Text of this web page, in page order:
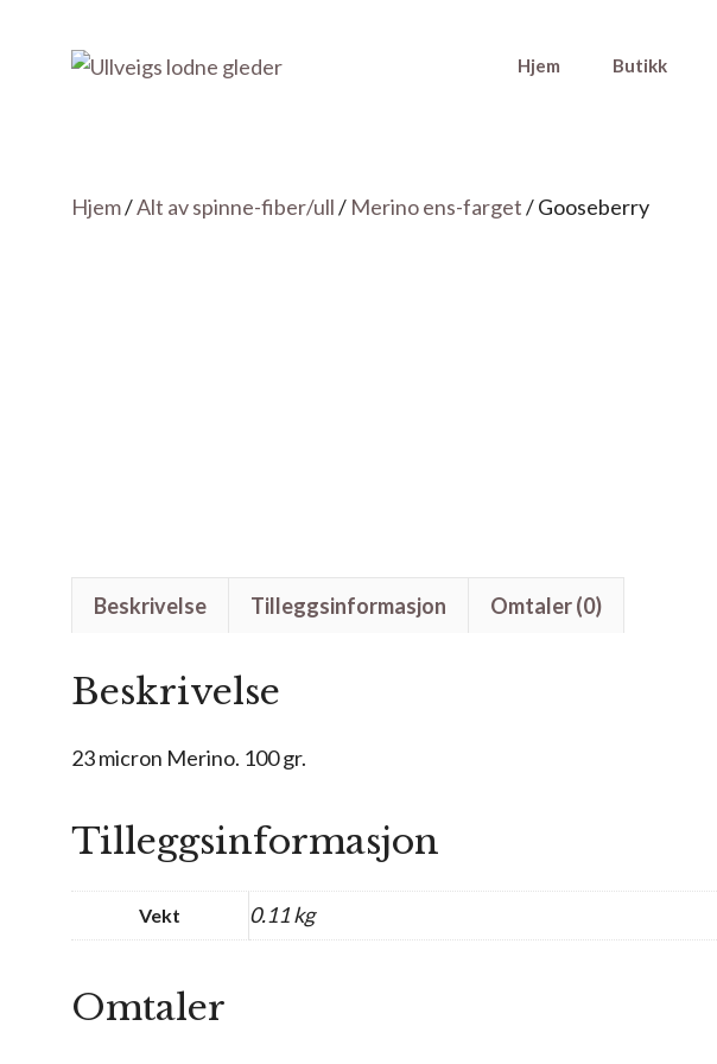
Hopp
Hjem Butikk
Hjem/Alt av spinne-fiber/ull/ Merino ens-farget/ Gooseberry
Beskrivelse Tilleggsinformasjon Omtaler (0)
Beskrivelse
23 micron Merino. 100 gr.
Tilleggsinformasjon
Vekt 0.11 kg
Omtaler